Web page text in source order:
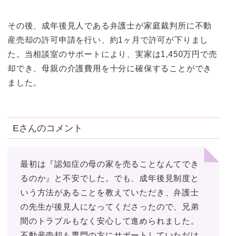
その後、成年後見人である弁護士が家庭裁判所に不動
産売却の許可申請を行い、約1ヶ月で許可が下りまし
た。当相談室のサポートにより、実家は1,450万円で売
却でき、母親の介護費用を十分に確保することができ
ました。
Eさんのコメント
最初は『認知症の母の家を売ることなんてでき
るのか』と不安でした。でも、成年後見制度と
いう方法があることを教えていただき、弁護士
の先生が後見人になってくださったので、兄弟
間のトラブルもなく安心して進められました。